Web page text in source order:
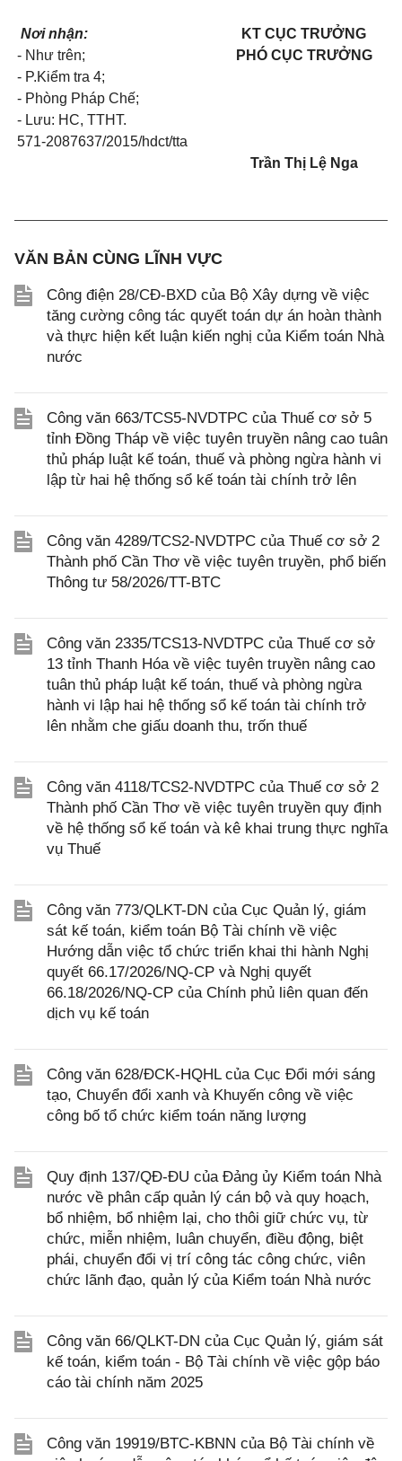
Nơi nhận:
- Như trên;
- P.Kiểm tra 4;
- Phòng Pháp Chế;
- Lưu: HC, TTHT.
571-2087637/2015/hdct/tta
KT CỤC TRƯỞNG
PHÓ CỤC TRƯỞNG
Trần Thị Lệ Nga
VĂN BẢN CÙNG LĨNH VỰC
Công điện 28/CĐ-BXD của Bộ Xây dựng về việc
tăng cường công tác quyết toán dự án hoàn thành
và thực hiện kết luận kiến nghị của Kiểm toán Nhà
nước
Công văn 663/TCS5-NVDTPC của Thuế cơ sở 5
tỉnh Đồng Tháp về việc tuyên truyền nâng cao tuân
thủ pháp luật kế toán, thuế và phòng ngừa hành vi
lập từ hai hệ thống sổ kế toán tài chính trở lên
Công văn 4289/TCS2-NVDTPC của Thuế cơ sở 2
Thành phố Cần Thơ về việc tuyên truyền, phổ biến
Thông tư 58/2026/TT-BTC
Công văn 2335/TCS13-NVDTPC của Thuế cơ sở
13 tỉnh Thanh Hóa về việc tuyên truyền nâng cao
tuân thủ pháp luật kế toán, thuế và phòng ngừa
hành vi lập hai hệ thống sổ kế toán tài chính trở
lên nhằm che giấu doanh thu, trốn thuế
Công văn 4118/TCS2-NVDTPC của Thuế cơ sở 2
Thành phố Cần Thơ về việc tuyên truyền quy định
về hệ thống sổ kế toán và kê khai trung thực nghĩa
vụ Thuế
Công văn 773/QLKT-DN của Cục Quản lý, giám
sát kế toán, kiểm toán Bộ Tài chính về việc
Hướng dẫn việc tổ chức triển khai thi hành Nghị
quyết 66.17/2026/NQ-CP và Nghị quyết
66.18/2026/NQ-CP của Chính phủ liên quan đến
dịch vụ kế toán
Công văn 628/ĐCK-HQHL của Cục Đổi mới sáng
tạo, Chuyển đổi xanh và Khuyến công về việc
công bố tổ chức kiểm toán năng lượng
Quy định 137/QĐ-ĐU của Đảng ủy Kiểm toán Nhà
nước về phân cấp quản lý cán bộ và quy hoạch,
bổ nhiệm, bổ nhiệm lại, cho thôi giữ chức vụ, từ
chức, miễn nhiệm, luân chuyển, điều động, biệt
phái, chuyển đổi vị trí công tác công chức, viên
chức lãnh đạo, quản lý của Kiểm toán Nhà nước
Công văn 66/QLKT-DN của Cục Quản lý, giám sát
kế toán, kiểm toán - Bộ Tài chính về việc gộp báo
cáo tài chính năm 2025
Công văn 19919/BTC-KBNN của Bộ Tài chính về